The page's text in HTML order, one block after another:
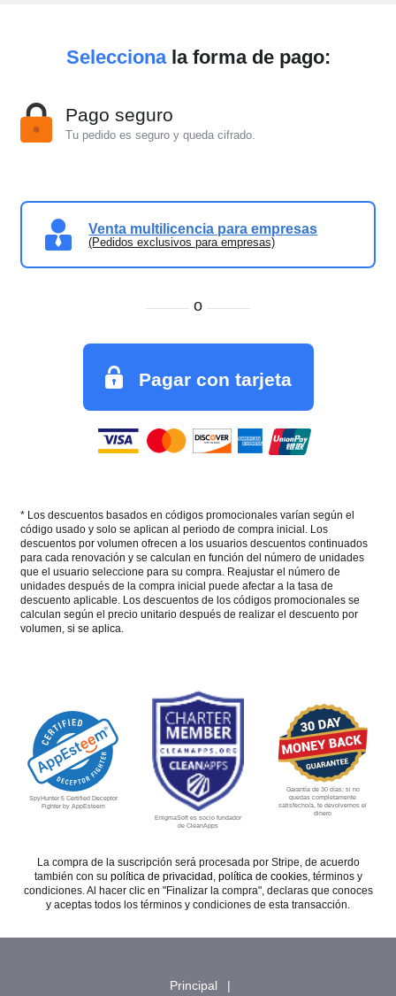
Seleccionala forma de pago:
Pago seguro
Tu pedido es seguro y queda cifrado.
Venta multilicencia para empresas
(Pedidos exclusivos para empresas)
o
Pagar con tarjeta
* Los descuentos basados en códigos promocionales varían según el
código usado y solo se aplican al periodo de compra inicial. Los
descuentos por volumen ofrecen a los usuarios descuentos continuados
para cada renovación y se calculan en función del número de unidades
que el usuario seleccione para su compra. Reajustar el número de
unidades después de la compra inicial puede afectar a la tasa de
descuento aplicable. Los descuentos de los códigos promocionales se
calculan según el precio unitario después de realizar el descuento por
volumen, si se aplica.
SpyHunter 5 Certified Deceptor
Fighter by AppEsteem
EnigmaSoft es socio fundador
de CleanApps
Garantía de 30 días: si no
quedas completamente
satisfecho/a, te devolvemos el
dinero
La compra de la suscripción será procesada por Stripe, de acuerdo
también con su política de privacidad , política de cookies, términos y
condiciones. Al hacer clic en "Finalizar la compra", declaras que conoces
y aceptas todos los términos y condiciones de esta transacción.
Principal